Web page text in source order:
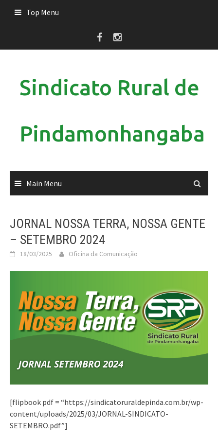
Top Menu
Sindicato Rural de
Pindamonhangaba
Main Menu
JORNAL NOSSA TERRA, NOSSA GENTE
– SETEMBRO 2024
18/03/2025 Oficina da Comunicação
[flipbook pdf = “https://sindicatoruraldepinda.com.br/wp-
content/uploads/2025/03/JORNAL-SINDICATO-
SETEMBRO.pdf”]